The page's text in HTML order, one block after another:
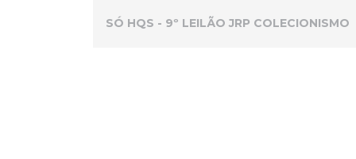
SÓ HQS - 9º LEILÃO JRP COLECIONISMO